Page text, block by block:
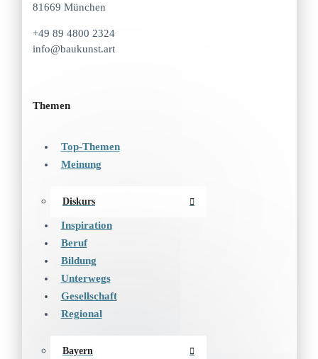
81669 München
+49 89 4800 2324
info@baukunst.art
Themen
Top-Themen
Meinung
Diskurs
Inspiration
Beruf
Bildung
Unterwegs
Gesellschaft
Regional
Bayern